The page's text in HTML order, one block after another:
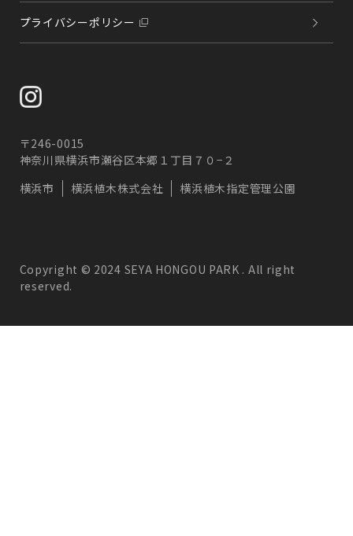
プライバシーポリシー
〒246-0015
神奈川県横浜市瀬谷区本郷１丁目７０−２
横浜市
横浜植木株式会社 横浜植木指定管理公園
Copyright © 2024 SEYA HONGOU PARK . All right
reserved.